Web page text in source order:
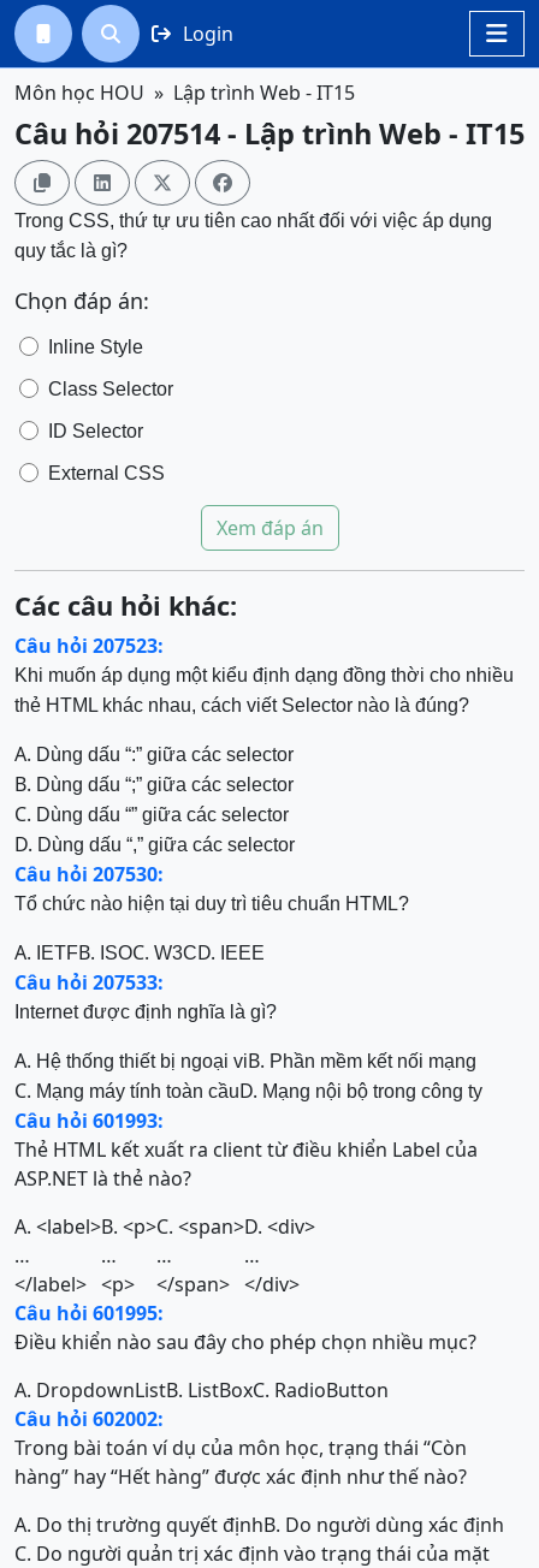

  Login
Môn học HOU Lập trình Web - IT15
Câu hỏi 207514 - Lập trình Web - IT15
   
Trong CSS, thứ tự ưu tiên cao nhất đối với việc áp dụng
quy tắc là gì?
Chọn đáp án:
Inline Style
Class Selector
ID Selector
External CSS
Xem đáp án
Các câu hỏi khác:
Câu hỏi 207523:
Khi muốn áp dụng một kiểu định dạng đồng thời cho nhiều
thẻ HTML khác nhau, cách viết Selector nào là đúng?
A. Dùng dấu “:” giữa các selector
B. Dùng dấu “;” giữa các selector
C. Dùng dấu “” giữa các selector
D. Dùng dấu “,” giữa các selector
Câu hỏi 207530:
Tổ chức nào hiện tại duy trì tiêu chuẩn HTML?
A. IETFB. ISOC. W3CD. IEEE
Câu hỏi 207533:
Internet được định nghĩa là gì?
A. Hệ thống thiết bị ngoại viB. Phần mềm kết nối mạng
C. Mạng máy tính toàn cầuD. Mạng nội bộ trong công ty
Câu hỏi 601993:
Thẻ HTML kết xuất ra client từ điều khiển Label của
ASP.NET là thẻ nào?
A. <label>
…
</label>
B. <p>
…
<p>
C. <span>
…
</span>
D. <div>
…
</div>
Câu hỏi 601995:
Điều khiển nào sau đây cho phép chọn nhiều mục?
A. DropdownListB. ListBoxC. RadioButton
Câu hỏi 602002:
Trong bài toán ví dụ của môn học, trạng thái “Còn
hàng” hay “Hết hàng” được xác định như thế nào?
A. Do thị trường quyết địnhB. Do người dùng xác định
C. Do người quản trị xác định vào trạng thái của mặt